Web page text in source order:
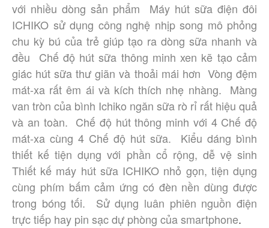
với nhiều dòng sản phẩm  Máy hút sữa điện đôi
ICHIKO sử dụng công nghệ nhịp song mô phỏng
chu kỳ bú của trẻ giúp tạo ra dòng sữa nhanh và
đều  Chế độ hút sữa thông minh xen kẽ tạo cảm
giác hút sữa thư giãn và thoải mái hơn  Vòng đệm
mát-xa rất êm ái và kích thích nhẹ nhàng.  Màng
van tròn của bình Ichiko ngăn sữa rò rỉ rất hiệu quả
và an toàn.  Chế độ hút thông minh với 4 Chế độ
mát-xa cùng 4 Chế độ hút sữa.  Kiểu dáng bình
thiết kế tiện dụng với phần cổ rộng, dễ vệ sinh
Thiết kế máy hút sữa ICHIKO nhỏ gọn, tiện dụng
cùng phím bấm cảm ứng có đèn nền dùng được
trong bóng tối.  Sử dụng luân phiên nguồn điện
trực tiếp hay pin sạc dự phòng của smartphone.